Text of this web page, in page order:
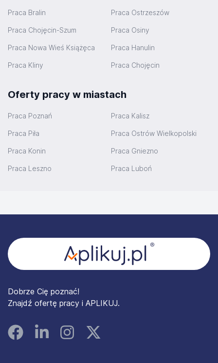
Praca Bralin Praca Ostrzeszów
Praca Chojęcin-Szum Praca Osiny
Praca Nowa Wieś Książęca Praca Hanulin
Praca Kliny Praca Chojęcin
Oferty pracy w miastach
Praca Poznań Praca Kalisz
Praca Piła Praca Ostrów Wielkopolski
Praca Konin Praca Gniezno
Praca Leszno Praca Luboń
Dobrze Cię poznać!
Znajdź ofertę pracy i APLIKUJ.
FacebookLinked InInstagramInstagram